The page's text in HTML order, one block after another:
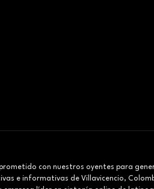
con nuestros oyentes para
e informativas de Villavicencio,